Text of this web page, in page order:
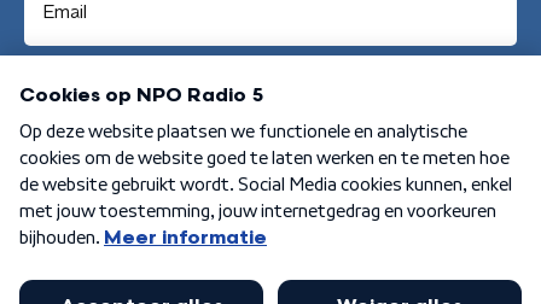
Aanmelden
Algemene voorwaarden